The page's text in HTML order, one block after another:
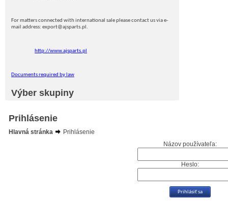
For matters connected with international sale please contact us via e-
mail address: export@ajsparts.pl.
http://www.ajsparts.pl
Documents required by law
Výber skupiny
Prihlásenie
Hlavná stránka
Prihlásenie
Názov používateľa:
Heslo: